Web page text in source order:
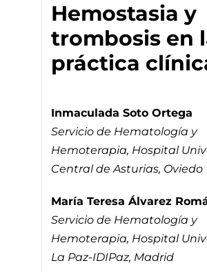
Hemostasia y
trombosis en
práctica
Inmaculada Soto Ortega
Servicio de Hematología y
Hemoterapia, Hospital
Central de Asturias, Oviedo
María Teresa Álvarez
Servicio de Hematología y
Hemoterapia, Hospital
La Paz-IDIPaz, Madrid